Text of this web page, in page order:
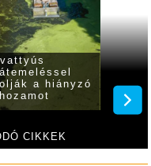
CIKKEK
a hiányzó
Jövő